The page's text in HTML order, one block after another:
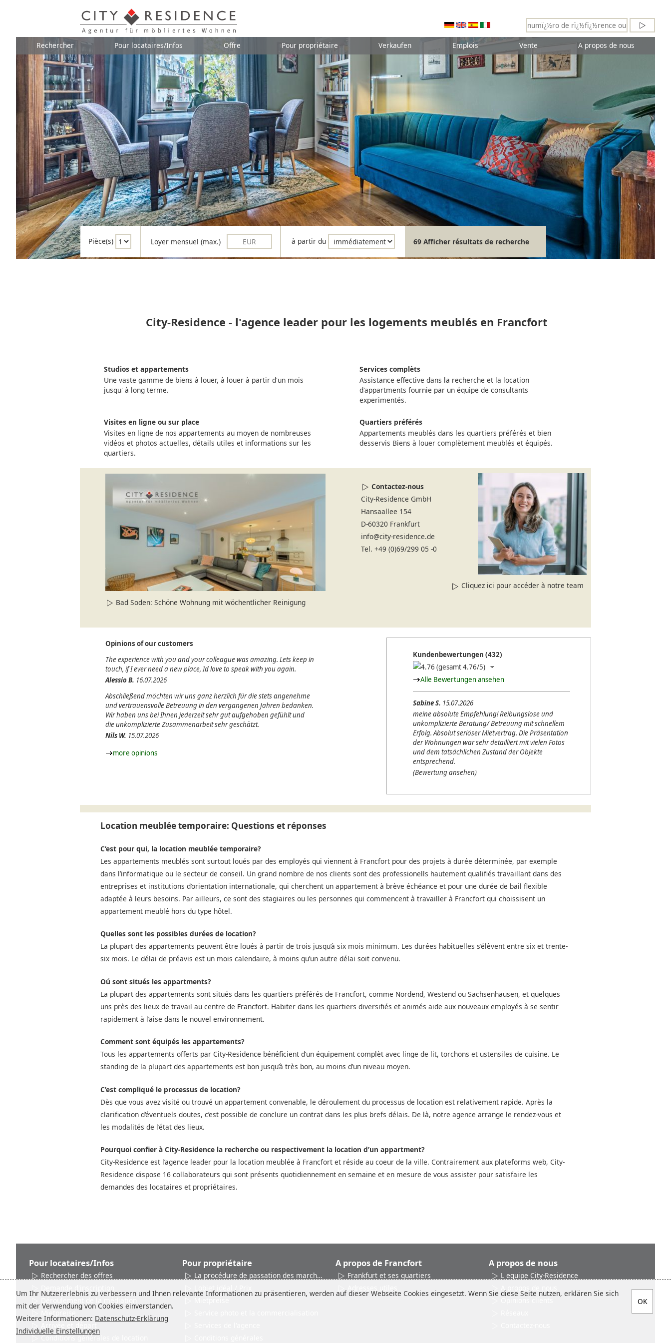
Rechercher Pour locataires/Infos Offre Pour propriétaire Verkaufen Emplois Vente A propos de nous
Pièce(s) Loyer mensuel (max.) à partir du 69 Afficher résultats de recherche
City-Residence - l'agence leader pour les logements meublés en Francfort
Studios et appartements
Une vaste gamme de biens à louer, à louer à partir d'un mois
jusqu' à long terme.
Services complèts
Assistance effective dans la recherche et la location
d'appartments fournie par un équipe de consultants
experimentés.
Visites en ligne ou sur place
Visites en ligne de nos appartements au moyen de nombreuses
vidéos et photos actuelles, détails utiles et informations sur les
quartiers.
Quartiers préférés
Appartements meublés dans les quartiers préférés et bien
desservis Biens à louer complètement meublés et équipés.
Bad Soden: Schöne Wohnung mit wöchentlicher Reinigung
Cliquez ici pour accéder à notre team
Contactez-nous
City-Residence GmbH
Hansaallee 154
D-60320 Frankfurt
info@city-residence.de
Tel. +49 (0)69/299 05 -0
Opinions of our customers
The experience with you and your colleague was amazing. Lets keep in
touch, if I ever need a new place, Id love to speak with you again.
Alessio B. 16.07.2026
Abschließend möchten wir uns ganz herzlich für die stets angenehme
und vertrauensvolle Betreuung in den vergangenen Jahren bedanken.
Wir haben uns bei Ihnen jederzeit sehr gut aufgehoben gefühlt und
die unkomplizierte Zusammenarbeit sehr geschätzt.
Nils W. 15.07.2026
more opinions
Kundenbewertungen (432)
(gesamt 4.76/5)
Alle Bewertungen ansehen
Sabine S. 15.07.2026
meine absolute Empfehlung! Reibungslose und
unkomplizierte Beratung/ Betreuung mit schnellem
Erfolg. Absolut seriöser Mietvertrag. Die Präsentation
der Wohnungen war sehr detailliert mit vielen Fotos
und dem tatsächlichen Zustand der Objekte
entsprechend.
(Bewertung ansehen)
Location meublée temporaire: Questions et réponses
C‘est pour qui, la location meublée temporaire?
Les appartements meublés sont surtout loués par des employés qui viennent à Francfort pour des projets à durée déterminée, par exemple
dans l’informatique ou le secteur de conseil. Un grand nombre de nos clients sont des professionells hautement qualifiés travaillant dans des
entreprises et institutions d’orientation internationale, qui cherchent un appartement à brève échéance et pour une durée de bail flexible
adaptée à leurs besoins. Par ailleurs, ce sont des stagiaires ou les personnes qui commencent à travailler à Francfort qui choissisent un
appartement meublé hors du type hôtel.
Quelles sont les possibles durées de location?
La plupart des appartements peuvent être loués à partir de trois jusqu’à six mois minimum. Les durées habituelles s’élèvent entre six et trente-
six mois. Le délai de préavis est un mois calendaire, à moins qu’un autre délai soit convenu.
Oú sont situés les appartments?
La plupart des appartements sont situés dans les quartiers préférés de Francfort, comme Nordend, Westend ou Sachsenhausen, et quelques
uns près des lieux de travail au centre de Francfort. Habiter dans les quartiers diversifiés et animés aide aux nouveaux employés à se sentir
rapidement à l’aise dans le nouvel environnement.
Comment sont équipés les appartements?
Tous les appartements offerts par City-Residence bénéficient d’un équipement complèt avec linge de lit, torchons et ustensiles de cuisine. Le
standing de la plupart des appartements est bon jusqu’à très bon, au moins d’un niveau moyen.
C’est compliqué le processus de location?
Dès que vous avez visité ou trouvé un appartement convenable, le déroulement du processus de location est relativement rapide. Après la
clarification d‘éventuels doutes, c’est possible de conclure un contrat dans les plus brefs délais. De là, notre agence arrange le rendez-vous et
les modalités de l‘état des lieux.
Pourquoi confier à City-Residence la recherche ou respectivement la location d’un appartment?
City-Residence est l’agence leader pour la location meublée à Francfort et réside au coeur de la ville. Contrairement aux plateforms web, City-
Residence dispose 16 collaborateurs qui sont présents quotidiennement en semaine et en mesure de vous assister pour satisfaire les
demandes des locataires et propriétaires.
Pour locataires/Infos
Rechercher des offres
Arrivée et départ
Conditions générales de location
Pour propriétaire
La procédure de passation des marchés
A propos de Francfort
Frankfurt et ses quartiers
A propos de nous
L equipe City-Residence
Um Ihr Nutzererlebnis zu verbessern und Ihnen relevante Informationen zu präsentieren, werden auf dieser Webseite Cookies eingesetzt. Wenn Sie diese Seite nutzen, erklären Sie sich
mit der Verwendung von Cookies einverstanden.
Weitere Informationen: Datenschutz-Erklärung
Individuelle Einstellungen